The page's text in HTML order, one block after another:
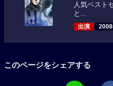
人気ベスト
と...
出演
このページをシェアする